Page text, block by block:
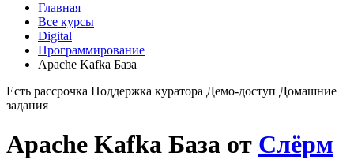
Главная
Все курсы
Digital
Программирование
Apache Kafka База
Есть рассрочка Поддержка куратора Демо-доступ Домашние
задания
Apache Kafka База от Слёрм